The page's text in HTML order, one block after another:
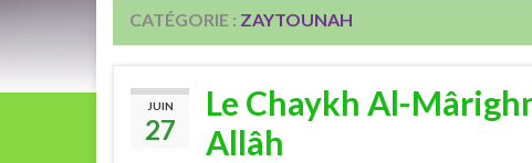
CATÉGORIE : ZAYTOUNAH
JUIN
27
Le Chaykh Al-
Allâh